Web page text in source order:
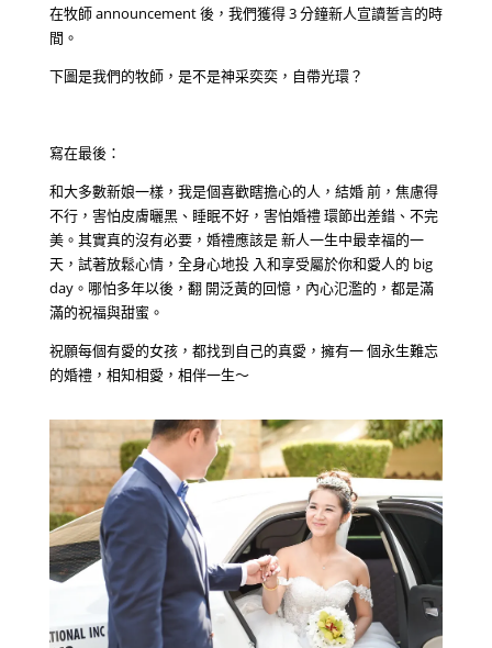
在牧師 announcement 後，我們獲得 3 分鐘新人宣讀誓言的時
間。
下圖是我們的牧師，是不是神采奕奕，自帶光環？
寫在最後：
和大多數新娘一樣，我是個喜歡瞎擔心的人，結婚 前，焦慮得
不行，害怕皮膚曬黑、睡眠不好，害怕婚禮 環節出差錯、不完
美。其實真的沒有必要，婚禮應該是 新人一生中最幸福的一
天，試著放鬆心情，全身心地投 入和享受屬於你和愛人的 big
day。哪怕多年以後，翻 開泛黃的回憶，內心氾濫的，都是滿
滿的祝福與甜蜜。
祝願每個有愛的女孩，都找到自己的真愛，擁有一 個永生難忘
的婚禮，相知相愛，相伴一生～